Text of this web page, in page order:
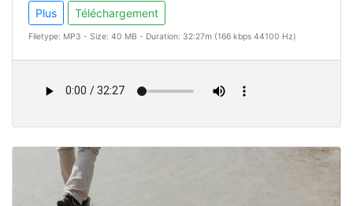
Plus Téléchargement
Filetype: MP3 - Size: 40 MB - Duration: 32:27m (166 kbps 44100 Hz)